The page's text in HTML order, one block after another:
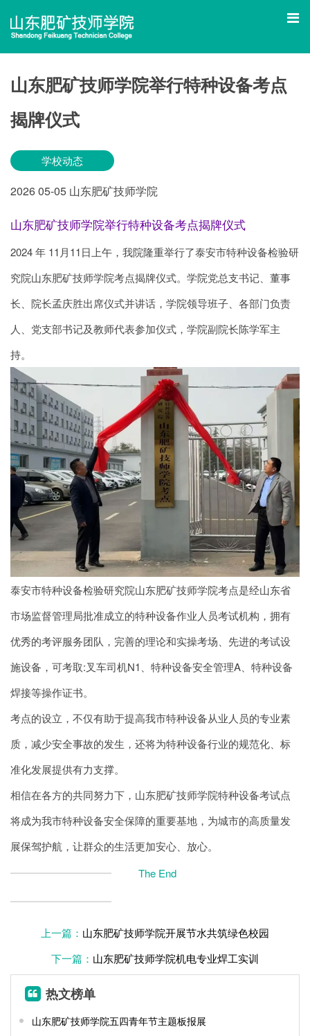
山东肥矿技师学院举行特种设备考点
揭牌仪式
学校动态
202605-05 山东肥矿技师学院
山东肥矿技师学院举行特种设备考点揭牌仪式
2024 年 11月11日上午，我院隆重举行了泰安市特种设备检验研
究院山东肥矿技师学院考点揭牌仪式。学院党总支书记、董事
长、院长孟庆胜出席仪式并讲话，学院领导班子、各部门负责
人、党支部书记及教师代表参加仪式，学院副院长陈学军主
持。
泰安市特种设备检验研究院山东肥矿技师学院考点是经山东省
市场监督管理局批准成立的特种设备作业人员考试机构，拥有
优秀的考评服务团队，完善的理论和实操考场、先进的考试设
施设备，可考取:叉车司机N1、特种设备安全管理A、特种设备
焊接等操作证书。
考点的设立，不仅有助于提高我市特种设备从业人员的专业素
质，减少安全事故的发生，还将为特种设备行业的规范化、标
准化发展提供有力支撑。
相信在各方的共同努力下，山东肥矿技师学院特种设备考试点
将成为我市特种设备安全保障的重要基地，为城市的高质量发
展保驾护航，让群众的生活更加安心、放心。
The End
上一篇： 山东肥矿技师学院开展节水共筑绿色校园
下一篇： 山东肥矿技师学院机电专业焊工实训
热文榜单
山东肥矿技师学院五四青年节主题板报展